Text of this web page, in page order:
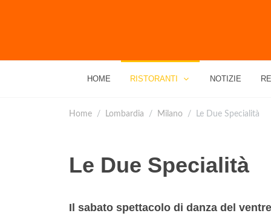
HOME RISTORANTI NOTIZIE
Home Lombardia Milano Le Due Specialità
Le Due Specialità
Il sabato spettacolo di danza del